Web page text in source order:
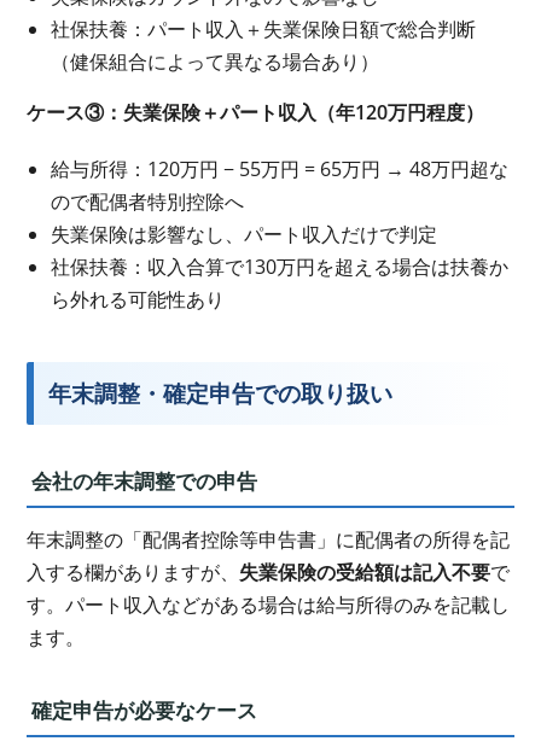
社保扶養：パート収入＋失業保険日額で総合判断
（健保組合によって異なる場合あり）
ケース③：失業保険＋パート収入（年120万円程度）
給与所得：120万円 − 55万円 = 65万円 → 48万円超な
ので配偶者特別控除へ
失業保険は影響なし、パート収入だけで判定
社保扶養：収入合算で130万円を超える場合は扶養か
ら外れる可能性あり
年末調整・確定申告での取り扱い
会社の年末調整での申告
年末調整の「配偶者控除等申告書」に配偶者の所得を記
入する欄がありますが、失業保険の受給額は記入不要で
す。パート収入などがある場合は給与所得のみを記載し
ます。
確定申告が必要なケース